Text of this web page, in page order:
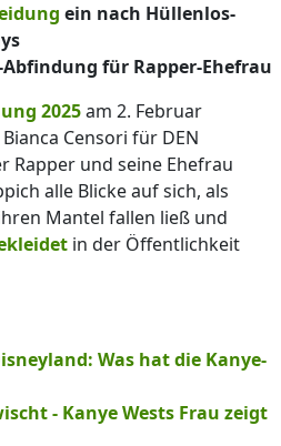
ein nach Hüllenlos-
für Rapper-Ehefrau
2025am 2. Februar
Censori für DEN
Rapper und seine Ehefrau
alle Blicke auf sich, als
Mantel fallen ließ und
in der Öffentlichkeit
Was hat die Kanye-
- Kanye Wests Frau zeigt